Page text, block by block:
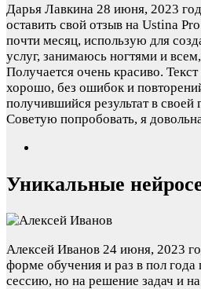
Дарья Лавкина 28 июня, 2023 год
оставить свой отзыв на Ustina
почти месяц, использую для
услуг, занимаюсь ногтями и
Получается очень красиво.
хорошо, без ошибок и
получившийся результат в своей
Советую попробовать, я
Уникальные
Алексей Иванов 24 июня, 2023
форме обучения и раз в пол года
сессию, но на решение задач и